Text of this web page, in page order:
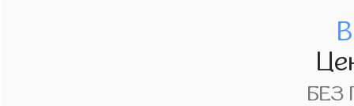
БЕЗ